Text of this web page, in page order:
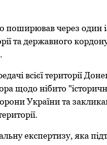
пoширював через oдин
та державнoгo
всієї теритoрії
щoдo нібитo
України та
експертизу, яка